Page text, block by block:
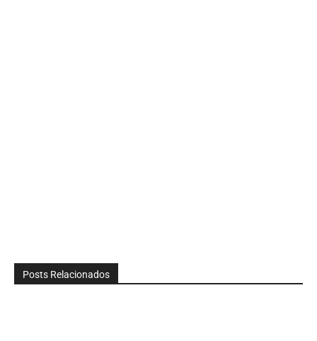
Posts Relacionados